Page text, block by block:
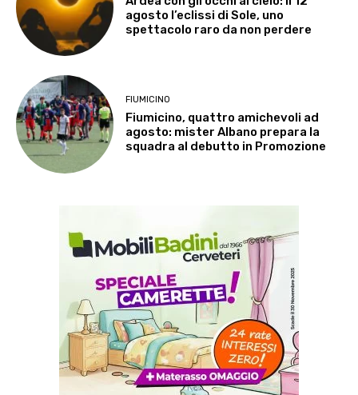
agosto l’eclissi di Sole, uno
spettacolo raro da non perdere
FIUMICINO
Fiumicino, quattro amichevoli ad
agosto: mister Albano prepara la
squadra al debutto in Promozione